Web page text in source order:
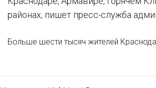
районах, пишет пресс-служба
Больше шести тысяч жителей